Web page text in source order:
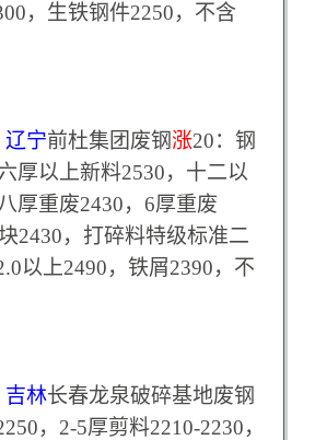
，生铁钢件2250，不含
辽宁前杜集团废钢涨20：钢
厚以上新料2530，十二以
厚重废2430，6厚重废
2430，打碎料特级标准二
以上2490，铁屑2390，不
吉林长春龙泉破碎基地废钢
，2-5厚剪料2210-2230，